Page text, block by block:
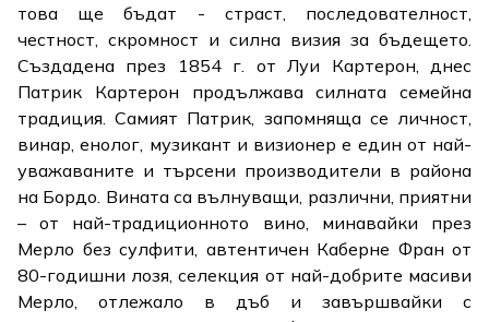
това ще бъдат - страст, последователност,
честност, скромност и силна визия за бъдещето.
Създадена през 1854 г. от Луи Картерон, днес
Патрик Картерон продължава силната семейна
традиция. Самият Патрик, запомняща се личност,
винар, енолог, музикант и визионер е един от най-
уважаваните и търсени производители в района
на Бордо. Вината са вълнуващи, различни, приятни
– от най-традиционното вино, минавайки през
Мерло без сулфити, автентичен Каберне Фран от
80-годишни лозя, селекция от най-добрите масиви
Мерло, отлежало в дъб и завършвайки с